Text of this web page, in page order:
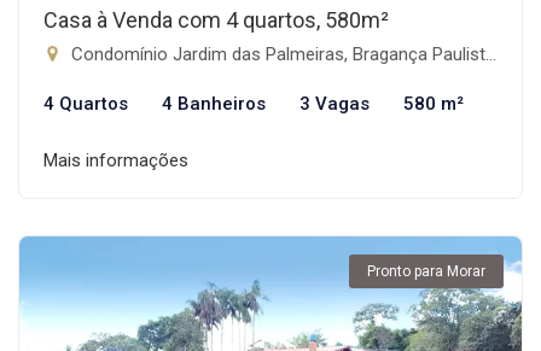
Casa à Venda com 4 quartos, 580m²
Condomínio Jardim das Palmeiras, Bragança Paulista-SP
4 Quartos 4 Banheiros 3 Vagas 580 m²
Mais informações
Pronto para Morar